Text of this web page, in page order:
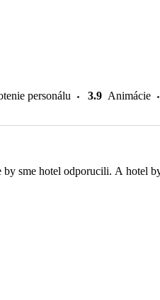
personálu 3.9 Animácie
sme hotel odporucili. A hotel